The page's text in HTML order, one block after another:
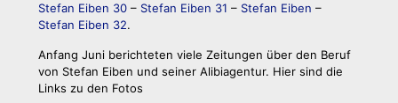
Stefan Eiben 30 – Stefan Eiben 31 – Stefan Eiben –
Stefan Eiben 32.
Anfang Juni berichteten viele Zeitungen über den Beruf
von Stefan Eiben und seiner Alibiagentur. Hier sind die
Links zu den Fotos